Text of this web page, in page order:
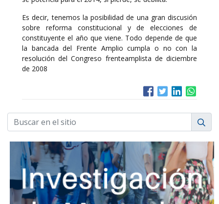
Es decir, tenemos la posibilidad de una gran discusión
sobre reforma constitucional y de elecciones de
constituyente el año que viene. Todo depende de que
la bancada del Frente Amplio cumpla o no con la
resolución del Congreso frenteamplista de diciembre
de 2008